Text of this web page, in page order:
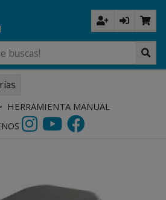
HERRAMIENTA MANUAL